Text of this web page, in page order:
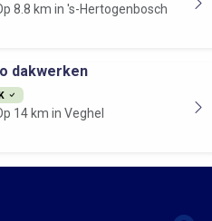
8.8 km in 's-Hertogenbosch
dakwerken
14 km in Veghel